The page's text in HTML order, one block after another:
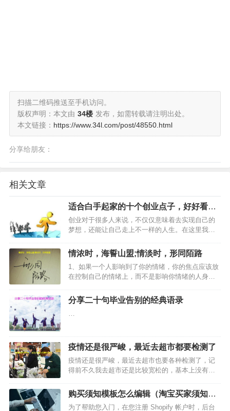
扫描二维码推送至手机访问。
版权声明：本文由 34楼 发布，如需转载请注明出处。
本文链接： https://www.34l.com/post/48550.html
分享给朋友：
相关文章
适合白手起家的十个创业点子，好好看下
吧
创业对于很多人来说，不仅仅意味着去实现自己的
梦想，还能让自己走上不一样的人生。在这里我给
情浓时，海誓山盟;情淡时，形同陌路
1、如果一个人影响到了你的情绪，你的焦点应该放
在控制自己的情绪上，而不是影响你情绪的人身
分享二十句毕业告别的经典语录
…
疫情还是很严峻，最近去超市都要检测了
疫情还是很严峻，最近去超市也要各种检测了，记
得前不久我去超市还是比较宽松的，基本上没有专
地区疫情比较严重了，所以温州这边现在检测也更
加严格了，我最近去超市买东西都要各种检测，买
个菜呀，买些零食吃的…
购买须知模板怎么编辑（淘宝买家须知免
费素材）
为了帮助您入门，在您注册 Shopify 帐户时，后台